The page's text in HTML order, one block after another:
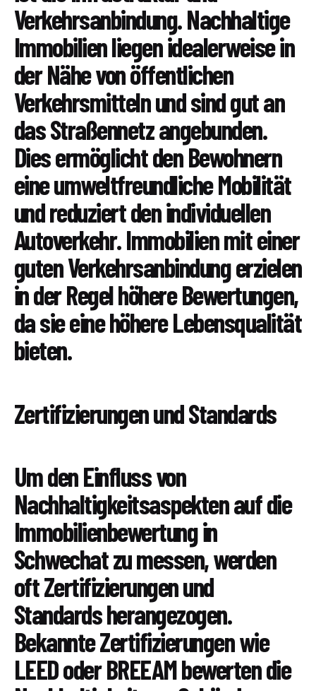
Verkehrsanbindung. Nachhaltige
Immobilien liegen idealerweise in
der Nähe von öffentlichen
Verkehrsmitteln und sind gut an
das Straßennetz angebunden.
Dies ermöglicht den Bewohnern
eine umweltfreundliche Mobilität
und reduziert den individuellen
Autoverkehr. Immobilien mit einer
guten Verkehrsanbindung erzielen
in der Regel höhere Bewertungen,
da sie eine höhere Lebensqualität
bieten.
Zertifizierungen und Standards
Um den Einfluss von
Nachhaltigkeitsaspekten auf die
Immobilienbewertung in
Schwechat zu messen, werden
oft Zertifizierungen und
Standards herangezogen.
Bekannte Zertifizierungen wie
LEED oder BREEAM bewerten die